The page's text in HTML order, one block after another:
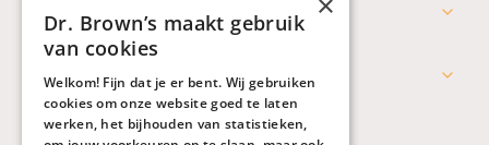
Professionals
Werken bij Dr. Brown's
Dr. Brown’s maakt gebruik
van cookies
Welkom! Fijn dat je er bent. Wij gebruiken
cookies om onze website goed te laten
werken, het bijhouden van statistieken,